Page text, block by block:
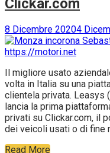
Clickar.com
8 Dicembre 20204
Il migliore usato
volta in Italia su una
clientela privata. Leasys
lancia la prima
privati su Clickar.com, il
dei veicoli usati o di fine
Read More